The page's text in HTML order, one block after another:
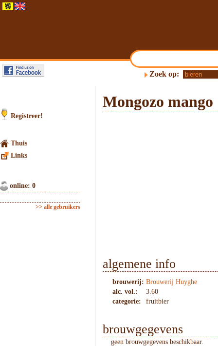
Zoek op:
Registreer!
Thuis
Links
online: 0
>> alle gebruikers
Mongozo mango
algemene info
brouwerij: Brouwerij Huyghe
alc. vol.:
3.60
categorie:
fruitbier
brouwgegevens
geen brouwgegevens beschikbaar.